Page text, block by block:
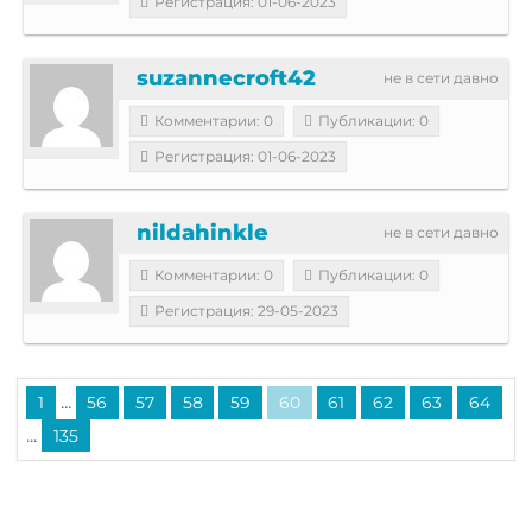
не в сети давно
suzannecroft42
Комментарии: 0
Публикации: 0
Регистрация: 01-06-2023
не в сети давно
nildahinkle
Комментарии: 0
Публикации: 0
Регистрация: 29-05-2023
1 ... 56 57 58 59 60 61 62 63 64
... 135